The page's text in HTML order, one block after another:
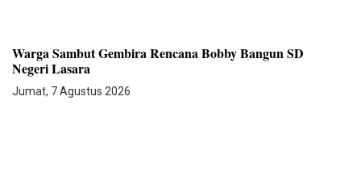
Warga Sambut Gembira Rencana Bobby Bangun SD
Negeri Lasara
Jumat, 7 Agustus 2026